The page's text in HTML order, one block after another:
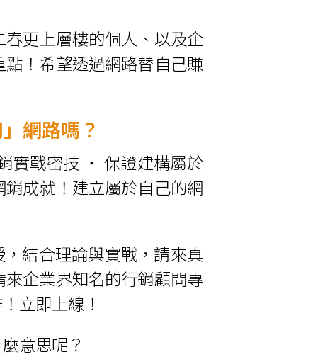
更上層樓的個人、以及企
！希望透過網路替自己賺
網路嗎？
實戰密技 ‧ 保證建構屬於
成就！建立屬於自己的網
結合理論與實戰，請來真
企業界知名的行銷顧問專
立即上線！
意思呢？